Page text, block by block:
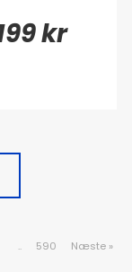
kr
.. 590 Næste »